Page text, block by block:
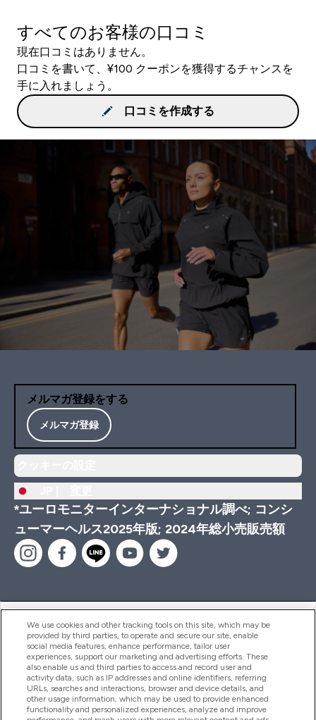
すべてのお客様の口コミ
現在口コミはありません。
口コミを書いて、¥100 クーポンを獲得するチャンスを
手に入れましょう。
口コミを作成する
メルマガ登録をする
メルマガ登録
*ユーロモニターインターナショナル調べ; コンシ
ューマーヘルス2025年版; 2024年総小売販売額
ヘルプ＆ガイド
商品について
会社概要
We use cookies and other tracking tools on this site, which may be
provided by third parties, to operate and secure our site, enable
social media features, enhance performance, tailor user
experiences, support our marketing and advertising efforts. These
also enable us and third parties to access and record user and
activity data, such as IP addresses and online identifiers, referring
URLs, searches and interactions, browser and device details, and
other usage information, which may be used to provide enhanced
functionality and personalized experiences, analyze and improve